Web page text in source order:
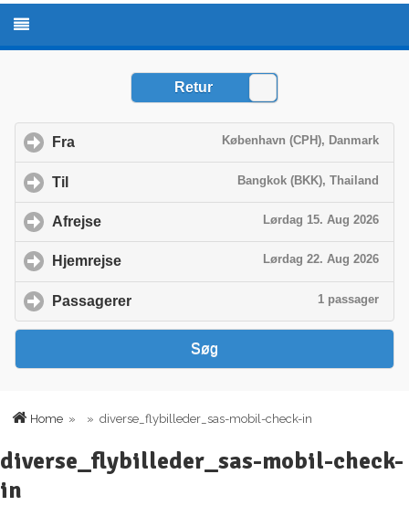
Home » » diverse_flybilleder_sas-mobil-check-in
diverse_flybilleder_sas-mobil-check-
in